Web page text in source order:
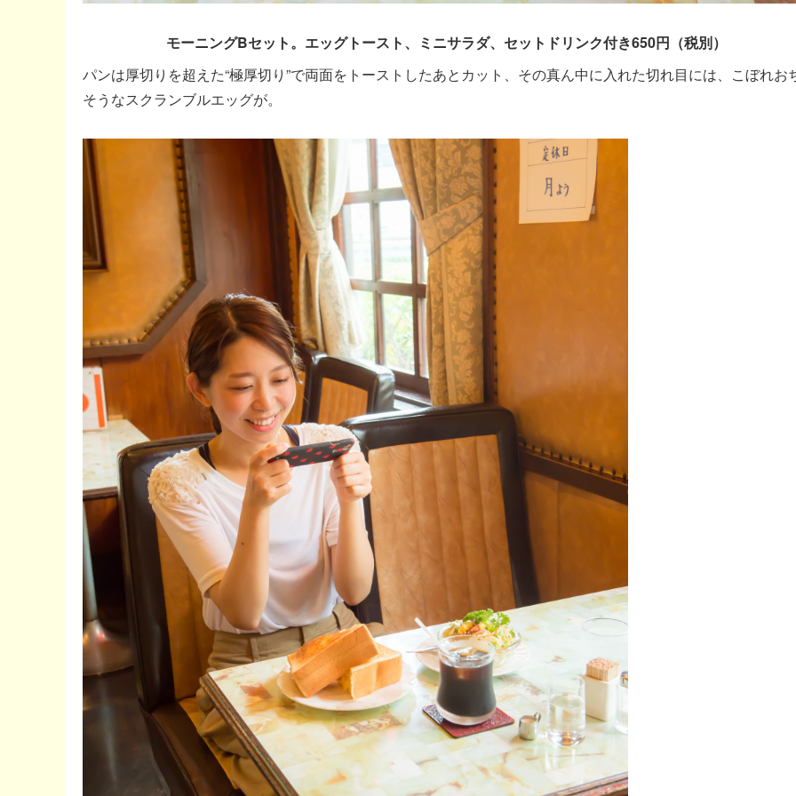
モーニングBセット。エッグトースト、ミニサラダ、セットドリンク付き650円（税別）
パンは厚切りを超えた“極厚切り”で両面をトーストしたあとカット、その真ん中に入れた切れ目には、こぼれお
そうなスクランブルエッグが。